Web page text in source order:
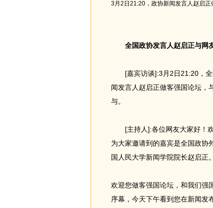
3月2日21:20，政协新闻发言人赵启正
全国政协发言人赵启正与网
[嘉宾访谈]:3月2日21:20，全
闻发言人赵启正做客强国论坛，
与。
[主持人]:各位网友大家好！欢
为大家邀请到的嘉宾是全国政协
国人民大学新闻学院院长赵启正。
欢迎您做客强国论坛，和我们强
序幕，今天下午看到您在新闻发